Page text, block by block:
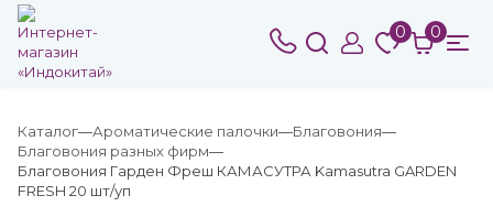
0 0
Каталог Ароматические палочки
Благовония
Благовония разных фирм
Благовония Гарден Фреш КАМАСУТРА Kamasutra GARDEN
FRESH 20 шт/уп